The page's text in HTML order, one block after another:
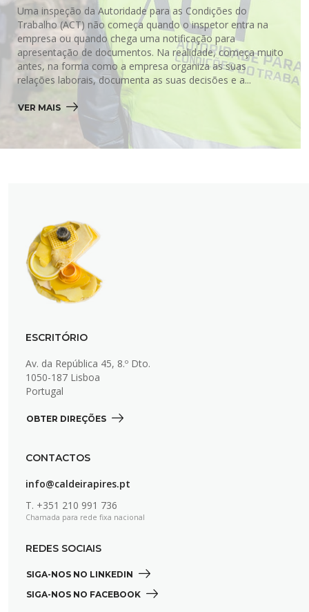
Uma inspeção da Autoridade para as Condições do
Trabalho (ACT) não começa quando o inspetor entra na
empresa ou quando chega uma notificação para
apresentação de documentos. Na realidade, começa muito
antes, na forma como a empresa organiza as suas
relações laborais, documenta as suas decisões e a...
VER MAIS
ESCRITÓRIO
Av. da República 45, 8.º Dto.
1050-187 Lisboa
Portugal
OBTER DIREÇÕES
CONTACTOS
info@caldeirapires.pt
T. +351 210 991 736
Chamada para rede fixa nacional
REDES SOCIAIS
SIGA-NOS NO LINKEDIN
SIGA-NOS NO FACEBOOK